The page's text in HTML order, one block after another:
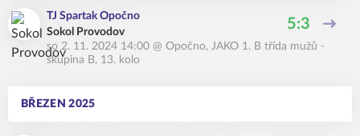
TJ Spartak Opočno
Sokol Provodov
5:3
so 2. 11. 2024 14:00 @ Opočno, JAKO 1. B třída mužů -
skupina B, 13. kolo
BŘEZEN 2025